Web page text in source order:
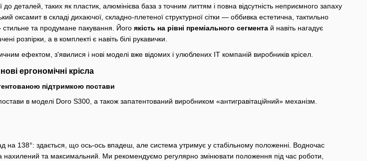
до деталей, таких як пластик, алюмінієва база з точним литтям і повна відсутність неприємного запаху
оксамит в складі дихаючої, складно-плетеної структурної сітки — оббивка естетична, тактильно
та продумане пакування. Його якість на рівні преміального сегмента й навіть нагадує
розпірки, а в комплекті є навіть білі рукавички.
ефектом, з'явилися і нові моделі вже відомих і улюблених ІТ компаній виробників крісел.
ергономічні крісла
підтримкою постави
в моделі Doro S300, а також запатентований виробником «антигравітаційний» механізм.
на 138°: здається, що ось-ось впадеш, але система утримує у стабільному положенні. Водночас
нахилений та максимальний. Ми рекомендуємо регулярно змінювати положення під час роботи,